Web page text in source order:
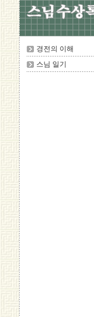
경전의 이해
스님 일기